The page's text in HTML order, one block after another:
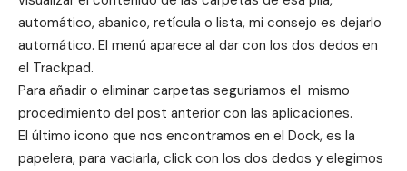
automático, abanico, retícula o lista, mi consejo es dejarlo
automático. El menú aparece al dar con los dos dedos en
el Trackpad.
Para añadir o eliminar carpetas seguriamos el mismo
procedimiento del post anterior con las aplicaciones.
El último icono que nos encontramos en el Dock, es la
papelera, para vaciarla, click con los dos dedos y elegimos